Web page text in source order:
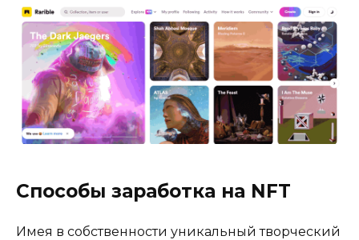
Способы заработка на NFT
Имея в собственности уникальный творческий